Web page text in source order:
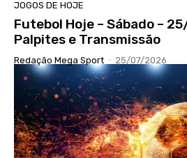
JOGOS DE HOJE
Futebol Hoje – Sábado –
Palpites e Transmissão
Redação Mega Sport - 25/07/2026